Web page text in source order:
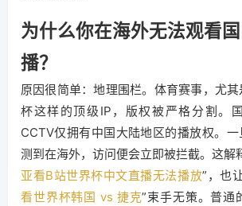
为什么你在海外无法观看
播？
原因很简单：地理围栏。体育赛事，尤
杯这样的顶级IP，版权被严格分割。
CCTV仅拥有中国大陆地区的播放权。
测到在海外，访问便会立即被拦截。这解
亚看B站世界杯中文直播无法播放”，也
看世界杯韩国 vs 捷克”束手无策。普通